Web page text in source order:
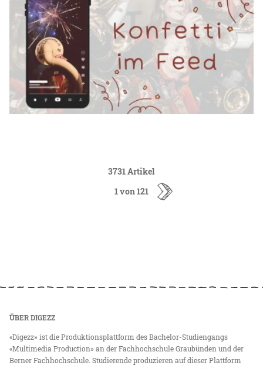
3731 Artikel
1 von 121
ÜBER DIGEZZ
«Digezz» ist die Produktionsplattform des Bachelor-Studiengangs
«Multimedia Production» an der Fachhochschule Graubünden und der
Berner Fachhochschule. Studierende produzieren auf dieser Plattform